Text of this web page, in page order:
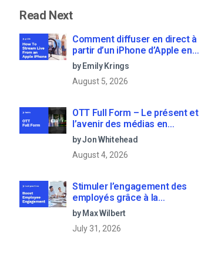
Read Next
Comment diffuser en direct à
partir d’un iPhone d’Apple en
6 étapes faciles
by Emily Krings
August 5, 2026
OTT Full Form – Le présent et
l’avenir des médias en
continu
by Jon Whitehead
August 4, 2026
Stimuler l’engagement des
employés grâce à la
communication d’entreprise
en direct
by Max Wilbert
July 31, 2026